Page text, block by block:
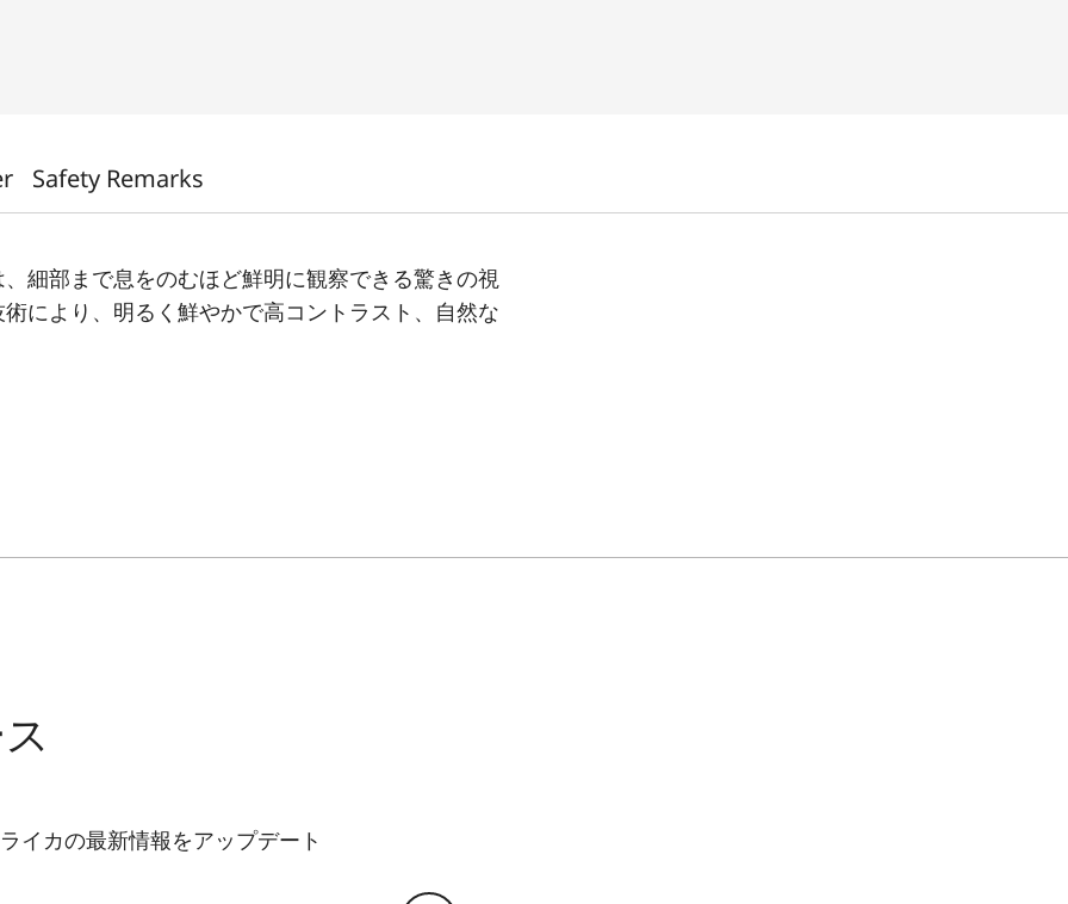
Safety Remarks
細部まで息をのむほど鮮明に観察できる驚きの視
により、明るく鮮やかで高コントラスト、自然な
イカの最新情報をアップデート